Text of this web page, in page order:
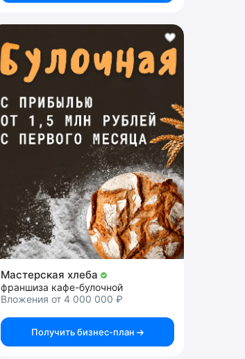
Мастерская хлеба
франшиза кафе-булочной
Вложения от 4 000 000 ₽
Получить бизнес-план